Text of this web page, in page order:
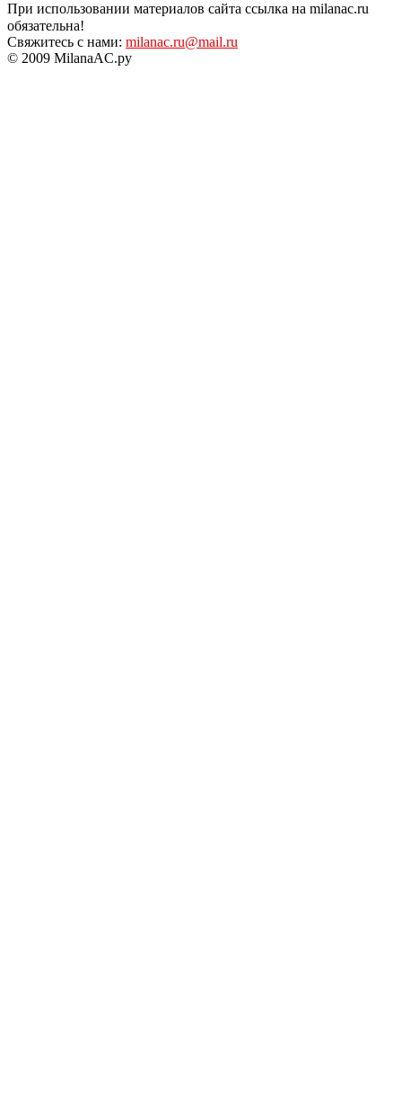
При использовании материалов сайта ссылка на milanac.ru
обязательна!
Свяжитесь с нами: milanac.ru@mail.ru
© 2009 MilanaAC.ру